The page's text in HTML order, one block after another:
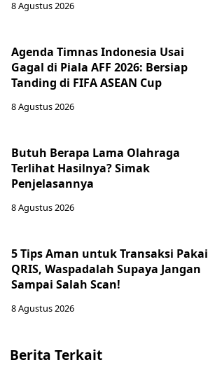
8 Agustus 2026
Agenda Timnas Indonesia Usai
Gagal di Piala AFF 2026: Bersiap
Tanding di FIFA ASEAN Cup
8 Agustus 2026
Butuh Berapa Lama Olahraga
Terlihat Hasilnya? Simak
Penjelasannya
8 Agustus 2026
5 Tips Aman untuk Transaksi Pakai
QRIS, Waspadalah Supaya Jangan
Sampai Salah Scan!
8 Agustus 2026
Berita Terkait